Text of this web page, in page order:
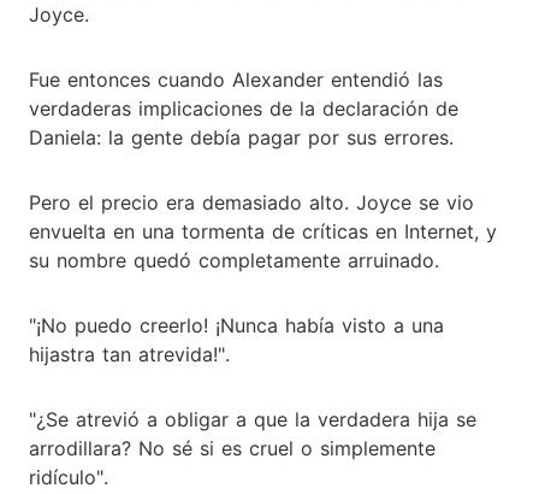
Joyce.
Fue entonces cuando Alexander entendió las
verdaderas implicaciones de la declaración de
Daniela: la gente debía pagar por sus errores.
Pero el precio era demasiado alto. Joyce se vio
envuelta en una tormenta de críticas en Internet, y
su nombre quedó completamente arruinado.
"¡No puedo creerlo! ¡Nunca había visto a una
hijastra tan atrevida!".
"¿Se atrevió a obligar a que la verdadera hija se
arrodillara? No sé si es cruel o simplemente
ridículo".